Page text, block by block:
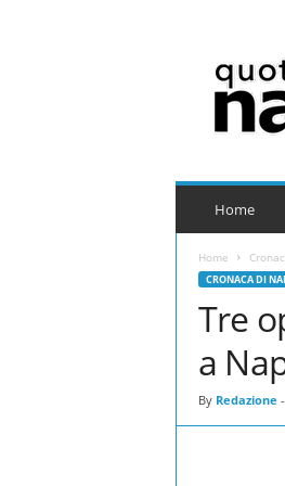
i
n
Home
Home
CRONACA DI
Tre
a
By Redazione -